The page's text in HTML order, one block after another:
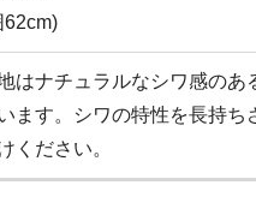
62cm)
はナチュラルなシワ感のあ
ます。シワの特性を長持ち
ください。